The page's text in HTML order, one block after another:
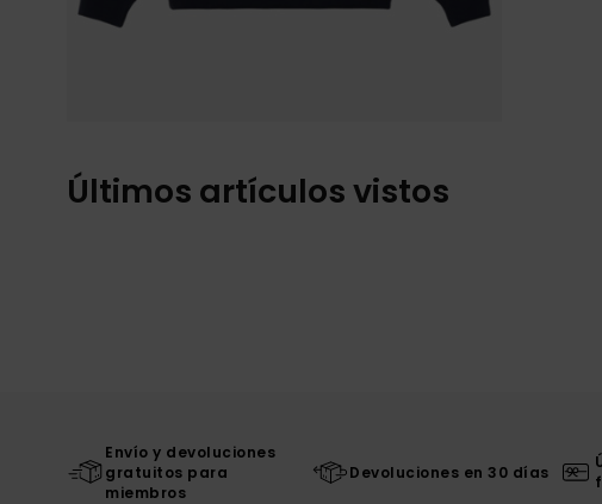
Últimos artículos vistos
Envío y devoluciones
gratuitos para
miembros
Devoluciones en 30 días